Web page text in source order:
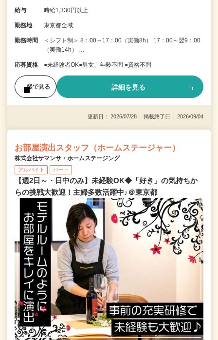
給与 時給1,330円以上
勤務地 東京都全域
勤務時間
＜シフト制＞ 8：00～17：00（実働8h） 17：00～翌9：00
（実働14h） …
応募資格 ●未経験者OK●男女、年齢不問 ●資格不問
後で見る 詳細を見る
更新日： 2026/07/28 掲載終了日： 2026/09/04
お部屋演出スタッフ（ホームステージャー）
株式会社サマンサ・ホームステージング
アルバイト パート
【週2日～・日中のみ】未経験OK◆「好き」の気持ちか
らの挑戦大歓迎！主婦多数活躍中♪＠東京都